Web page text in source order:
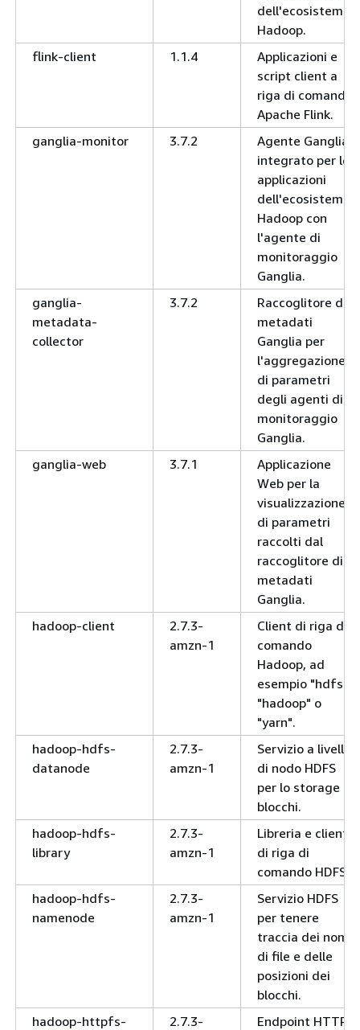
dell'ecosistema
Hadoop.
flink-client
1.1.4
Applicazioni e
script client a
riga di comando
Apache Flink.
ganglia-monitor
3.7.2
Agente Ganglia
integrato per le
applicazioni
dell'ecosistema
Hadoop con
l'agente di
monitoraggio
Ganglia.
ganglia-
metadata-
collector
3.7.2
Raccoglitore di
metadati
Ganglia per
l'aggregazione
di parametri
degli agenti di
monitoraggio
Ganglia.
ganglia-web
3.7.1
Applicazione
Web per la
visualizzazione
di parametri
raccolti dal
raccoglitore di
metadati
Ganglia.
hadoop-client
2.7.3-
amzn-1
Client di riga di
comando
Hadoop, ad
esempio "hdfs",
"hadoop" o
"yarn".
hadoop-hdfs-
datanode
2.7.3-
amzn-1
Servizio a livello
di nodo HDFS
per lo storage di
blocchi.
hadoop-hdfs-
library
2.7.3-
amzn-1
Libreria e client
di riga di
comando HDFS
hadoop-hdfs-
namenode
2.7.3-
amzn-1
Servizio HDFS
per tenere
traccia dei nomi
di file e delle
posizioni dei
blocchi.
hadoop-httpfs-
2.7.3- Endpoint HTTP